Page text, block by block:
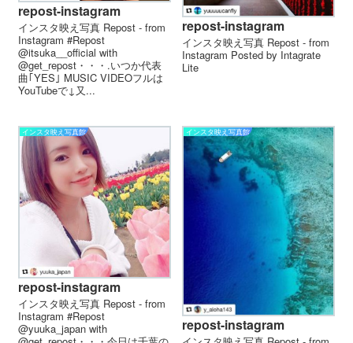
repost-instagram
インスタ映え写真 Repost - from
Instagram #Repost
@itsuka__official with
@get_repost・・・.いつか代表
曲｢YES｣ MUSIC VIDEOフルは
YouTubeで↓又...
repost-instagram
インスタ映え写真 Repost - from
Instagram Posted by Intagrate
Lite
インスタ映え写真館
repost-instagram
インスタ映え写真 Repost - from
Instagram #Repost
@yuuka_japan with
インスタ映え写真館
repost-instagram